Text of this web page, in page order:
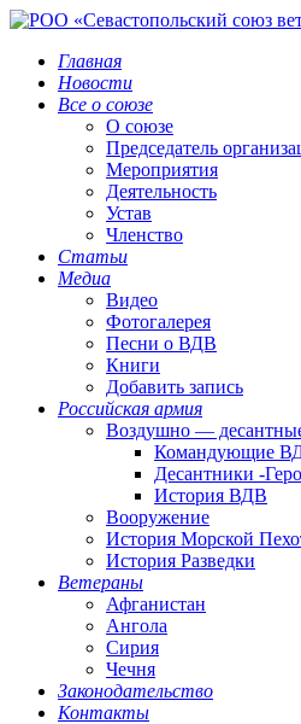
Главная
Новости
Все о союзе
О союзе
Председатель
Мероприятия
Деятельность
Устав
Членство
Статьи
Медиа
Видео
Фотогалерея
Песни о ВДВ
Книги
Добавить запись
Российская армия
Воздушно —
Командующие
Десантники -
История ВДВ
Вооружение
История Морской
История Разведки
Ветераны
Афганистан
Ангола
Сирия
Чечня
Законодательство
Контакты